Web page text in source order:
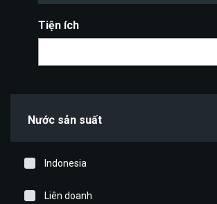
Tiện ích
Nước sản suất
Indonesia
Liên doanh